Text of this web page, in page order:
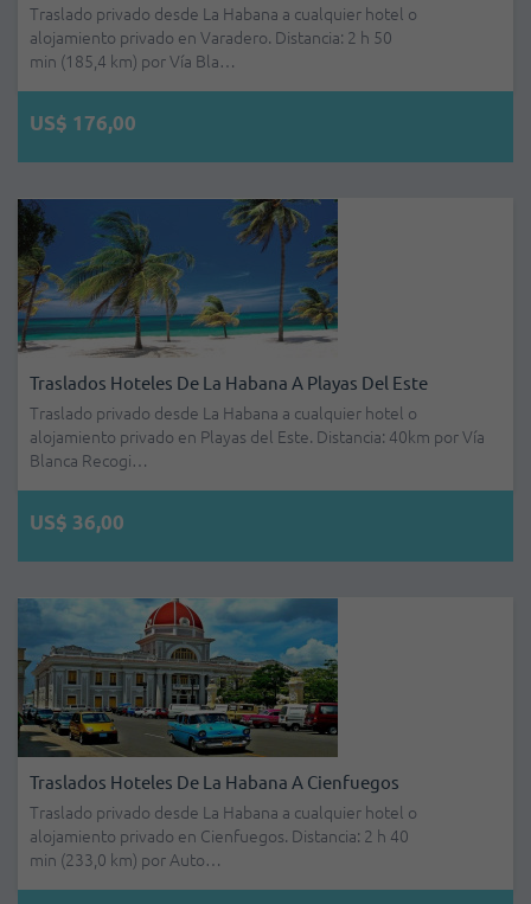
Traslado privado desde La Habana a cualquier hotel o
alojamiento privado en Varadero. Distancia: 2 h 50
min (185,4 km) por Vía Bla…
US$ 176,00
Traslados Hoteles De La Habana A Playas Del Este
Traslado privado desde La Habana a cualquier hotel o
alojamiento privado en Playas del Este. Distancia: 40km por Vía
Blanca Recogi…
US$ 36,00
Traslados Hoteles De La Habana A Cienfuegos
Traslado privado desde La Habana a cualquier hotel o
alojamiento privado en Cienfuegos. Distancia: 2 h 40
min (233,0 km) por Auto…